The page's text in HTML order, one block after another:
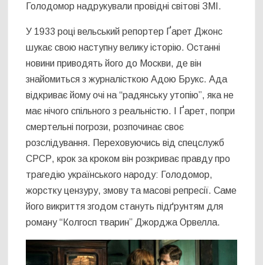
Голодомор надрукували провідні світові ЗМІ.
У 1933 році вельський репортер Ґарет Джонс
шукає свою наступну велику історію. Останні
новини приводять його до Москви, де він
знайомиться з журналісткою Адою Брукс. Ада
відкриває йому очі на “радянську утопію”, яка не
має нічого спільного з реальністю. І Ґарет, попри
смертельні погрози, розпочинає своє
розслідування. Переховуючись від спецслужб
СРСР, крок за кроком він розкриває правду про
трагедію українського народу: Голодомор,
жорстку цензуру, змову та масові репресії. Саме
його викриття згодом стануть підґрунтям для
роману “Колгосп тварин” Джорджа Орвелла.